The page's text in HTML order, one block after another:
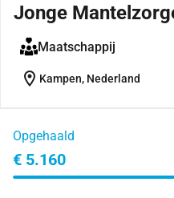
Jonge
Maatschappij
location_on Kampen, Nederland
Opgehaald
€ 5.160